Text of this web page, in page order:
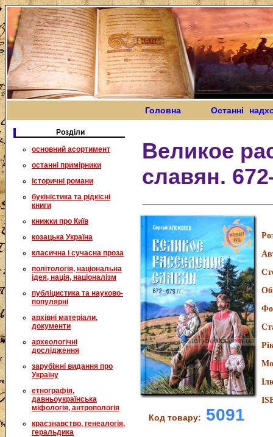
Головна Останні
Розділи
основний асортимент
останні примірники
історичні романи
букіністика та рідкісні
книги
книжки про Київ
козацька Україна
класична і сучасна проза
політологія, національна
ідея, нація, націоналізм
публіцистика та науково-
популярні
архівні матеріали,
документи
археологічні
дослідження
зарубіжні видання про
Україну
етнографія,
давньоукраїнська
міфологія, антропологія
краєзнавство, генеалогія,
геральдика
Великое
славян.
Код товару: 5091